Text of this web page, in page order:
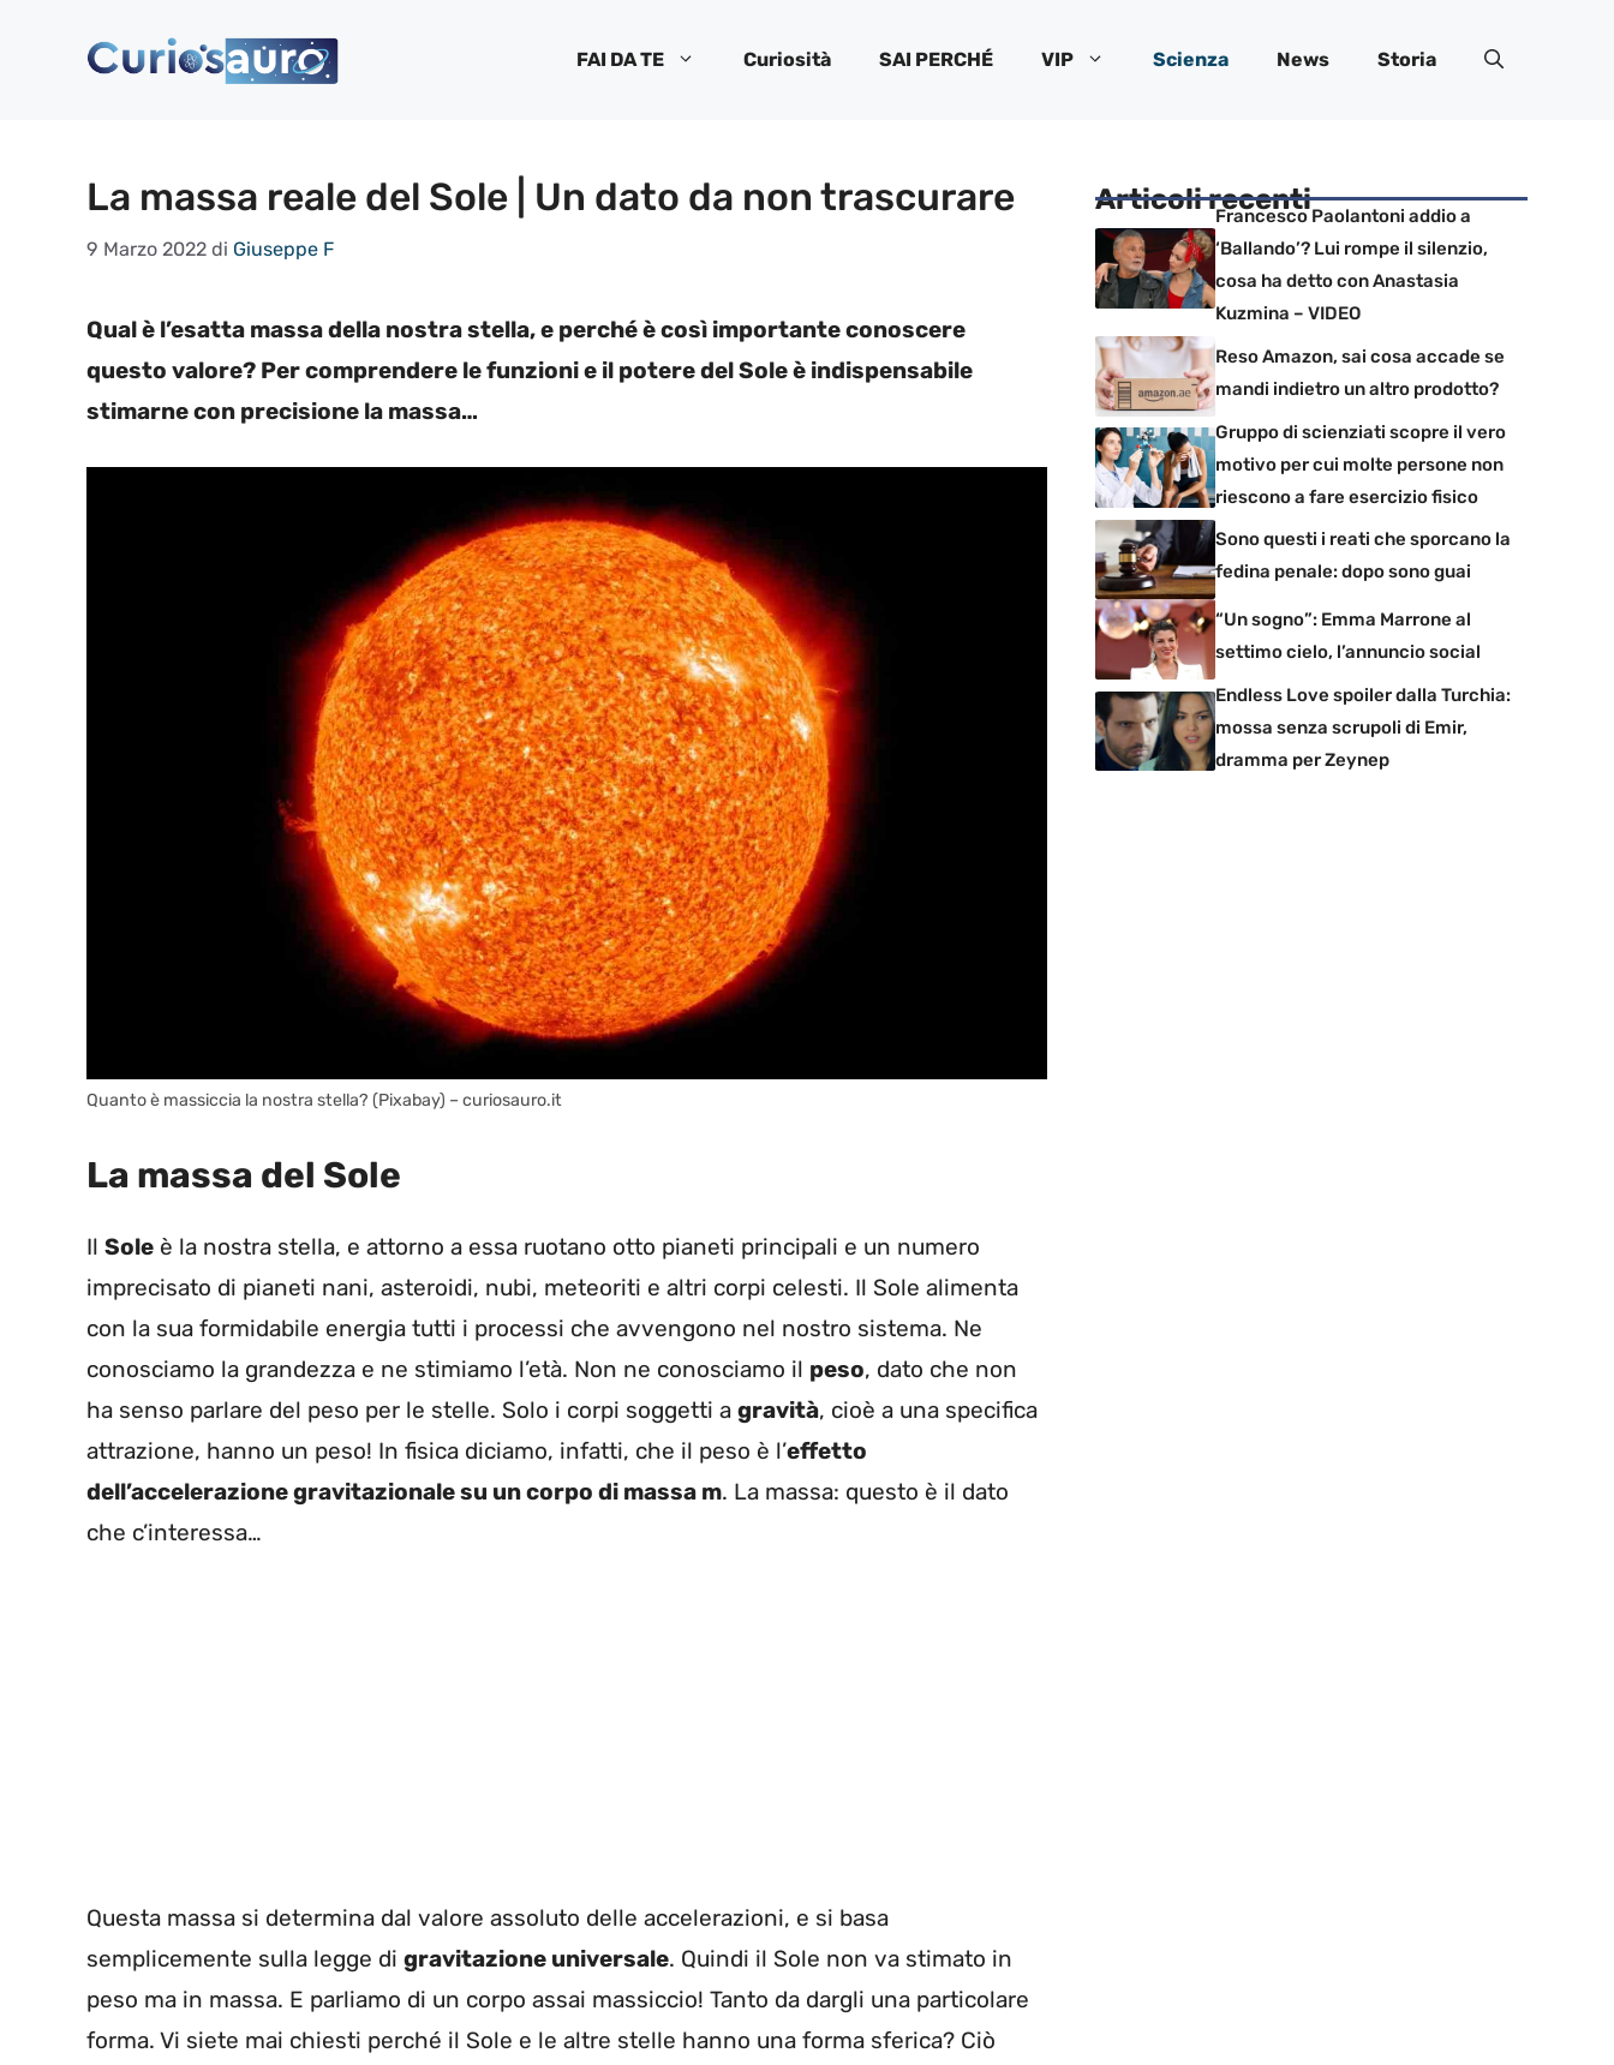
FAI DA TE Curiosità SAI PERCHÉ VIP Scienza News Storia
La massa reale del Sole | Un dato da non trascurare
9 Marzo 2022 di Giuseppe F
Qual è l’esatta massa della nostra stella, e perché è così importante conoscere
questo valore? Per comprendere le funzioni e il potere del Sole è indispensabile
stimarne con precisione la massa…
Quanto è massiccia la nostra stella? (Pixabay) – curiosauro.it
La massa del Sole
Il Sole è la nostra stella, e attorno a essa ruotano otto pianeti principali e un numero
imprecisato di pianeti nani, asteroidi, nubi, meteoriti e altri corpi celesti. Il Sole alimenta
con la sua formidabile energia tutti i processi che avvengono nel nostro sistema. Ne
conosciamo la grandezza e ne stimiamo l’età. Non ne conosciamo il peso, dato che non
ha senso parlare del peso per le stelle. Solo i corpi soggetti a gravità, cioè a una specifica
attrazione, hanno un peso! In fisica diciamo, infatti, che il peso è l’effetto
dell’accelerazione gravitazionale su un corpo di massa m. La massa: questo è il dato
che c’interessa…
Questa massa si determina dal valore assoluto delle accelerazioni, e si basa
semplicemente sulla legge di gravitazione universale. Quindi il Sole non va stimato in
peso ma in massa. E parliamo di un corpo assai massiccio! Tanto da dargli una particolare
forma. Vi siete mai chiesti perché il Sole e le altre stelle hanno una forma sferica? Ciò
Articoli recentiFrancesco Paolantoni addio a
‘Ballando’? Lui rompe il silenzio,
cosa ha detto con Anastasia
Kuzmina – VIDEO
Reso Amazon, sai cosa accade se
mandi indietro un altro prodotto?
Gruppo di scienziati scopre il vero
motivo per cui molte persone non
riescono a fare esercizio fisico
Sono questi i reati che sporcano la
fedina penale: dopo sono guai
“Un sogno”: Emma Marrone al
settimo cielo, l’annuncio social
Endless Love spoiler dalla Turchia:
mossa senza scrupoli di Emir,
dramma per Zeynep